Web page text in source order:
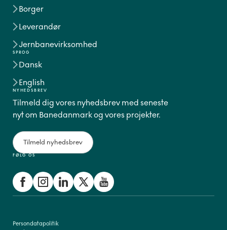
Borger
Leverandør
Jernbanevirksomhed
SPROG
Dansk
English
FØLG OS
NYHEDSBREV
Tilmeld dig vores nyhedsbrev med seneste
nyt om Banedanmark og vores projekter.
Tilmeld nyhedsbrev
Persondatapolitik